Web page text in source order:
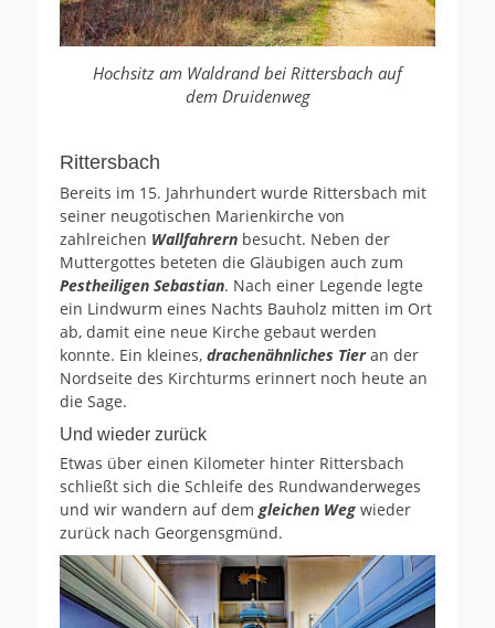
Hochsitz am Waldrand bei Rittersbach auf
dem Druidenweg
Rittersbach
Bereits im 15. Jahrhundert wurde Rittersbach mit
seiner neugotischen Marienkirche von
zahlreichen Wallfahrern besucht. Neben der
Muttergottes beteten die Gläubigen auch zum
Pestheiligen Sebastian. Nach einer Legende legte
ein Lindwurm eines Nachts Bauholz mitten im Ort
ab, damit eine neue Kirche gebaut werden
konnte. Ein kleines, drachenähnliches Tier an der
Nordseite des Kirchturms erinnert noch heute an
die Sage.
Und wieder zurück
Etwas über einen Kilometer hinter Rittersbach
schließt sich die Schleife des Rundwanderweges
und wir wandern auf dem gleichen Weg wieder
zurück nach Georgensgmünd.